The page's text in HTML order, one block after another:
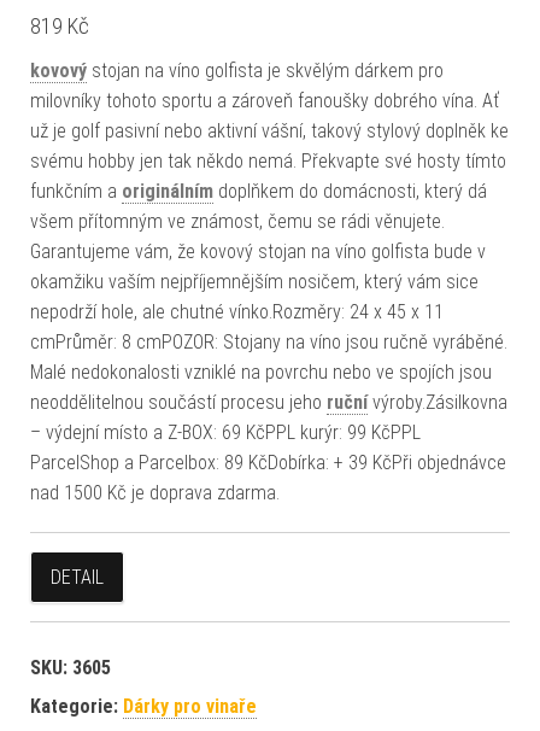
819 Kč
kovový stojan na víno golfista je skvělým dárkem pro
milovníky tohoto sportu a zároveň fanoušky dobrého vína. Ať
už je golf pasivní nebo aktivní vášní, takový stylový doplněk ke
svému hobby jen tak někdo nemá. Překvapte své hosty tímto
funkčním a originálním doplňkem do domácnosti, který dá
všem přítomným ve známost, čemu se rádi věnujete.
Garantujeme vám, že kovový stojan na víno golfista bude v
okamžiku vaším nejpříjemnějším nosičem, který vám sice
nepodrží hole, ale chutné vínko.Rozměry: 24 x 45 x 11
cmPrůměr: 8 cmPOZOR: Stojany na víno jsou ručně vyráběné.
Malé nedokonalosti vzniklé na povrchu nebo ve spojích jsou
neoddělitelnou součástí procesu jeho ručnívýroby.Zásilkovna
– výdejní místo a Z-BOX: 69 KčPPL kurýr: 99 KčPPL
ParcelShop a Parcelbox: 89 KčDobírka: + 39 KčPři objednávce
nad 1500 Kč je doprava zdarma.
DETAIL
SKU: 3605
Kategorie: Dárky pro vinaře